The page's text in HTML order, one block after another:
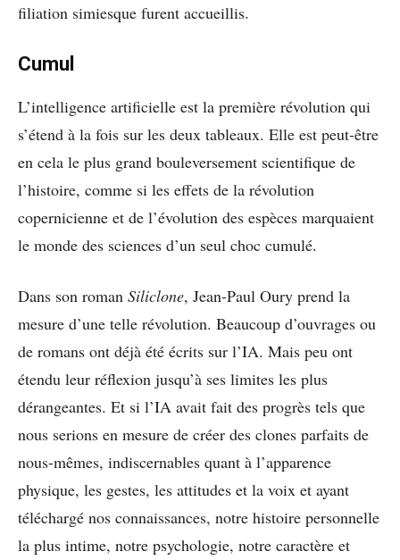
filiation simiesque furent accueillis.
Cumul
L’intelligence artificielle est la première révolution qui
s’étend à la fois sur les deux tableaux. Elle est peut-être
en cela le plus grand bouleversement scientifique de
l’histoire, comme si les effets de la révolution
copernicienne et de l’évolution des espèces marquaient
le monde des sciences d’un seul choc cumulé.
Dans son roman Siliclone, Jean-Paul Oury prend la
mesure d’une telle révolution. Beaucoup d’ouvrages ou
de romans ont déjà été écrits sur l’IA. Mais peu ont
étendu leur réflexion jusqu’à ses limites les plus
dérangeantes. Et si l’IA avait fait des progrès tels que
nous serions en mesure de créer des clones parfaits de
nous-mêmes, indiscernables quant à l’apparence
physique, les gestes, les attitudes et la voix et ayant
téléchargé nos connaissances, notre histoire personnelle
la plus intime, notre psychologie, notre caractère et